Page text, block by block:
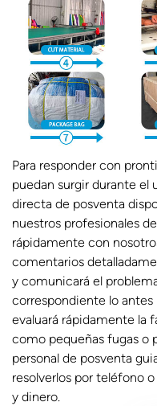
Para responder con
puedan surgir durante el
directa de posventa
nuestros profesionales
rápidamente con
comentarios
y comunicará el
correspondiente lo
evaluará rápidamente la
como pequeñas fugas o
personal de posventa
resolverlos por teléfono
y dinero.